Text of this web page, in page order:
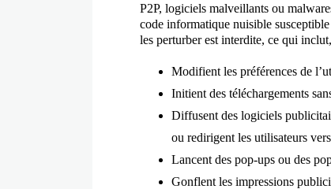
P2P, logiciels malveillants ou
code informatique nuisible
les perturber est interdite, ce qui
Modifient les préférences de
Initient des téléchargements
Diffusent des logiciels
ou redirigent les utilisateurs
Lancent des pop-ups ou des
Gonflent les impressions